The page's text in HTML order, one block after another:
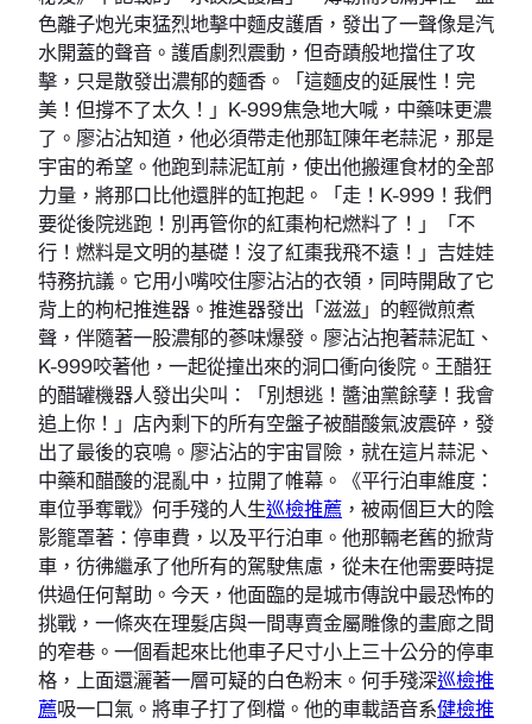
色離子炮光束猛烈地擊中麵皮護盾，發出了一聲像是汽
水開蓋的聲音。護盾劇烈震動，但奇蹟般地擋住了攻
擊，只是散發出濃郁的麵香。「這麵皮的延展性！完
美！但撐不了太久！」K-999焦急地大喊，中藥味更濃
了。廖沾沾知道，他必須帶走他那缸陳年老蒜泥，那是
宇宙的希望。他跑到蒜泥缸前，使出他搬運食材的全部
力量，將那口比他還胖的缸抱起。「走！K-999！我們
要從後院逃跑！別再管你的紅棗枸杞燃料了！」「不
行！燃料是文明的基礎！沒了紅棗我飛不遠！」吉娃娃
特務抗議。它用小嘴咬住廖沾沾的衣領，同時開啟了它
背上的枸杞推進器。推進器發出「滋滋」的輕微煎煮
聲，伴隨著一股濃郁的蔘味爆發。廖沾沾抱著蒜泥缸、
K-999咬著他，一起從撞出來的洞口衝向後院。王醋狂
的醋罐機器人發出尖叫：「別想逃！醬油黨餘孽！我會
追上你！」店內剩下的所有空盤子被醋酸氣波震碎，發
出了最後的哀鳴。廖沾沾的宇宙冒險，就在這片蒜泥、
中藥和醋酸的混亂中，拉開了帷幕。《平行泊車維度：
車位爭奪戰》何手殘的人生巡檢推薦 ，被兩個巨大的陰
影籠罩著：停車費，以及平行泊車。他那輛老舊的掀背
車，彷彿繼承了他所有的駕駛焦慮，從未在他需要時提
供過任何幫助。今天，他面臨的是城市傳說中最恐怖的
挑戰，一條夾在理髮店與一間專賣金屬雕像的畫廊之間
的窄巷。一個看起來比他車子尺寸小上三十公分的停車
格，上面還灑著一層可疑的白色粉末。何手殘深巡檢推
薦吸一口氣。將車子打了倒檔。他的車載語音系健檢推